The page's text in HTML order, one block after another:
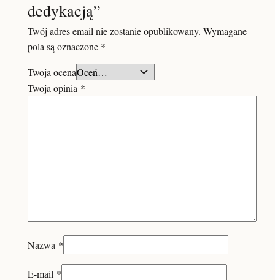
dedykacją”
Twój adres email nie zostanie opublikowany. Wymagane
pola są oznaczone *
Twoja ocena
Twoja opinia *
Nazwa *
E-mail *